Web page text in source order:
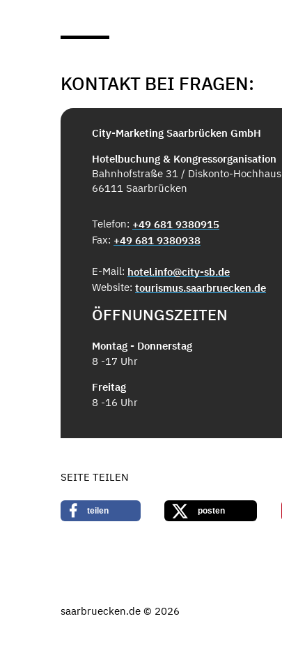
KONTAKT BEI FRAGEN:
City-Marketing Saarbrücken GmbH
Hotelbuchung & Kongressorganisation
Bahnhofstraße 31 / Diskonto-Hochhaus
66111 Saarbrücken
Telefon: +49 681 9380915
Fax: +49 681 9380938
E-Mail: hotel.info@city-sb.de
Website: tourismus.saarbruecken.de
ÖFFNUNGSZEITEN
Montag - Donnerstag
8 -17 Uhr
Freitag
8 -16 Uhr
SEITE TEILEN
teilen posten
saarbruecken.de © 2026